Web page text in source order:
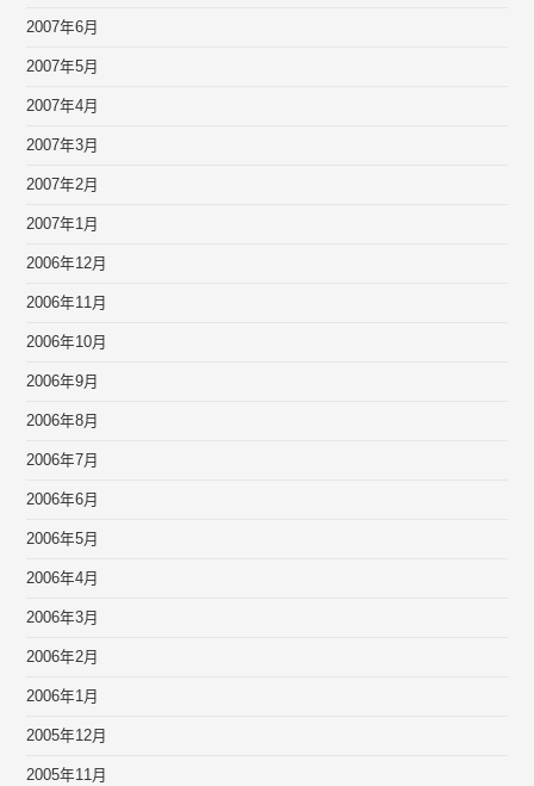
2007年6月
2007年5月
2007年4月
2007年3月
2007年2月
2007年1月
2006年12月
2006年11月
2006年10月
2006年9月
2006年8月
2006年7月
2006年6月
2006年5月
2006年4月
2006年3月
2006年2月
2006年1月
2005年12月
2005年11月